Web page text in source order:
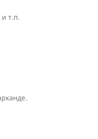
и т.п.